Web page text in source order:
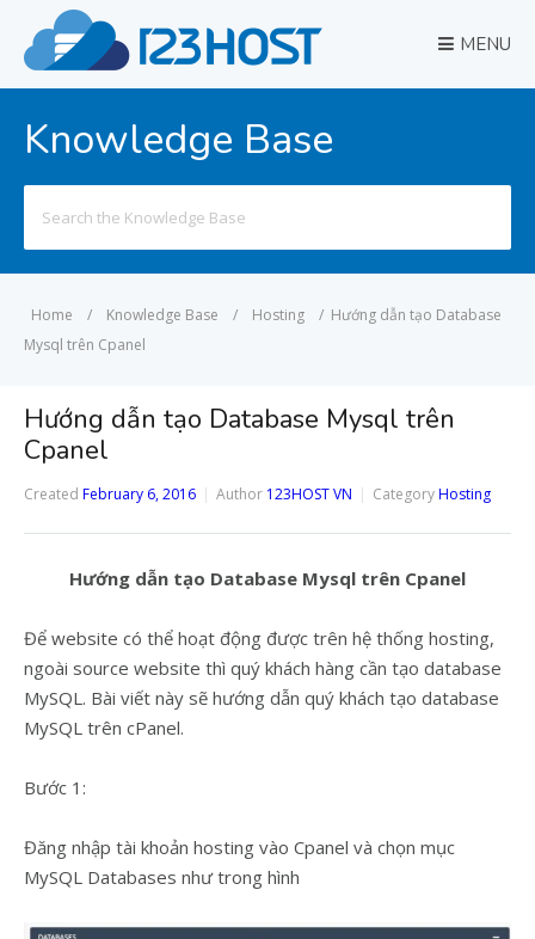
MENU
Knowledge Base
for:
Home / Knowledge Base / Hosting / Hướng dẫn tạo Database
Mysql trên Cpanel
Hướng dẫn tạo Database Mysql trên
Cpanel
Created February 6, 2016 Author 123HOST VN CategoryHosting
Hướng dẫn tạo Database Mysql trên Cpanel
Để website có thể hoạt động được trên hệ thống hosting,
ngoài source website thì quý khách hàng cần tạo database
MySQL. Bài viết này sẽ hướng dẫn quý khách tạo database
MySQL trên cPanel.
Bước 1:
Đăng nhập tài khoản hosting vào Cpanel và chọn mục
MySQL Databases như trong hình